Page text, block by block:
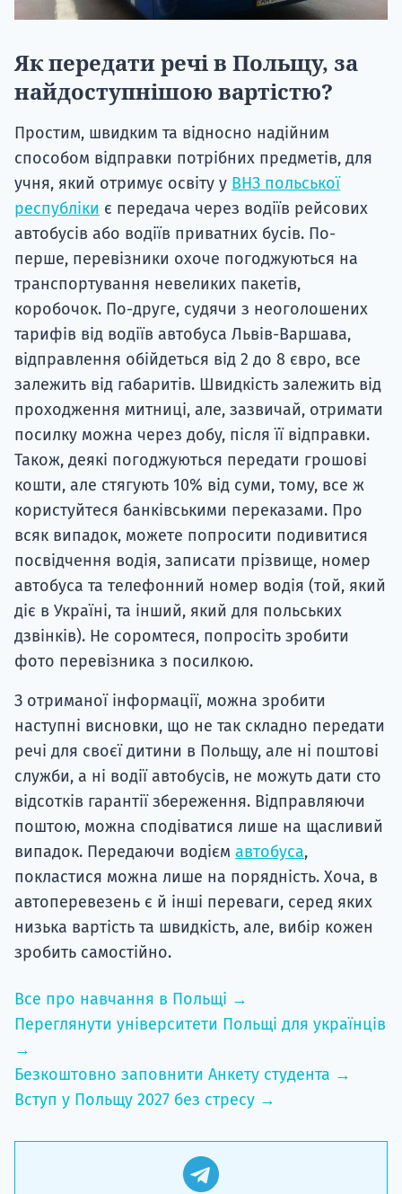
Як передати речі в Польщу, за
найдоступнішою вартістю?
Простим, швидким та відносно надійним
способом відправки потрібних предметів, для
учня, який отримує освіту у ВНЗ польської
республіки є передача через водіїв рейсових
автобусів або водіїв приватних бусів. По-
перше, перевізники охоче погоджуються на
транспортування невеликих пакетів,
коробочок. По-друге, судячи з неоголошених
тарифів від водіїв автобуса Львів-Варшава,
відправлення обійдеться від 2 до 8 євро, все
залежить від габаритів. Швидкість залежить від
проходження митниці, але, зазвичай, отримати
посилку можна через добу, після її відправки.
Також, деякі погоджуються передати грошові
кошти, але стягують 10% від суми, тому, все ж
користуйтеся банківськими переказами. Про
всяк випадок, можете попросити подивитися
посвідчення водія, записати прізвище, номер
автобуса та телефонний номер водія (той, який
діє в Україні, та інший, який для польських
дзвінків). Не соромтеся, попросіть зробити
фото перевізника з посилкою.
З отриманої інформації, можна зробити
наступні висновки, що не так складно передати
речі для своєї дитини в Польщу, але ні поштові
служби, а ні водії автобусів, не можуть дати сто
відсотків гарантії збереження. Відправляючи
поштою, можна сподіватися лише на щасливий
випадок. Передаючи водієм автобуса,
покластися можна лише на порядність. Хоча, в
автоперевезень є й інші переваги, серед яких
низька вартість та швидкість, але, вибір кожен
зробить самостійно.
Все про навчання в Польщі →
Переглянути університети Польщі для українців
→
Безкоштовно заповнити Анкету студента →
Вступ у Польщу 2027 без стресу →